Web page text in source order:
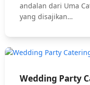
andalan dari Uma
yang disajikan…
Wedding Party